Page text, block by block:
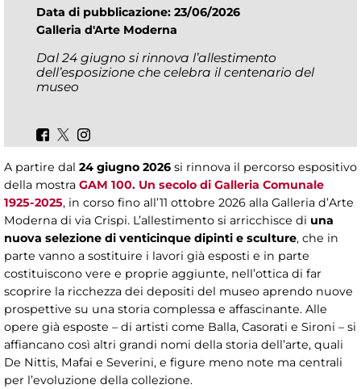
Data di pubblicazione: 23/06/2026
Galleria d'Arte Moderna
Dal 24 giugno si rinnova l’allestimento
dell’esposizione che celebra il centenario del
museo
A partire dal 24 giugno 2026 si rinnova il percorso espositivo
della mostra GAM 100. Un secolo di Galleria Comunale
1925-2025, in corso fino all’11 ottobre 2026 alla Galleria d’Arte
Moderna di via Crispi. L’allestimento si arricchisce di una
nuova selezione di venticinque dipinti e sculture, che in
parte vanno a sostituire i lavori già esposti e in parte
costituiscono vere e proprie aggiunte, nell’ottica di far
scoprire la ricchezza dei depositi del museo aprendo nuove
prospettive su una storia complessa e affascinante. Alle
opere già esposte – di artisti come Balla, Casorati e Sironi – si
affiancano così altri grandi nomi della storia dell’arte, quali
De Nittis, Mafai e Severini, e figure meno note ma centrali
per l’evoluzione della collezione.